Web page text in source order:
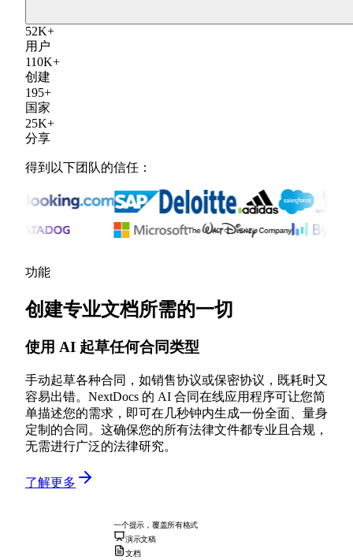
52K+
用户
110K+
创建
195+
国家
25K+
分享
得到以下团队的信任：
功能
创建专业文档所需的一切
使用 AI 起草任何合同类型
手动起草各种合同，如销售协议或保密协议，既耗时又
容易出错。NextDocs 的 AI 合同在线应用程序可让您简
单描述您的需求，即可在几秒钟内生成一份全面、量身
定制的合同。这确保您的所有法律文件都专业且合规，
无需进行广泛的法律研究。
了解更多
一个提示，覆盖所有格式
演示文稿
文档